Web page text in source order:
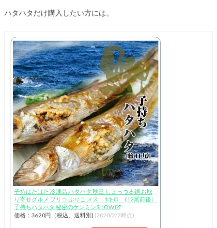
ハタハタだけ購入したい方には。
子持はたはた 冷凍品 ハタハタ 秋田 しょっつる鍋 お取
り寄せグルメ ブリコ ぶりこ メス 1キロ (12尾前後）
子持ちハタハタ 秘密のケンミンSHOW
価格：3620円（税込、送料別) (2020/2/7時点)